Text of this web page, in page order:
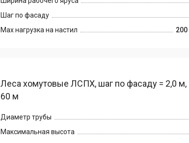
Шаг по фасаду
Max нагрузка на настил
Леса хомутовые ЛСПХ, шаг по фасаду = 2,0 м,
60 м
Диаметр трубы
Максимальная высота